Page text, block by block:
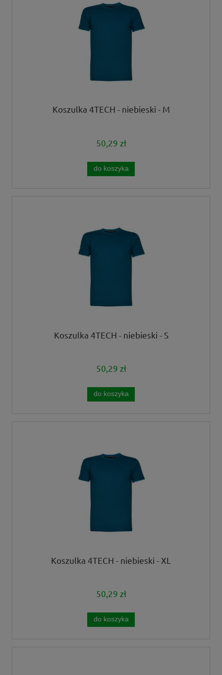
Koszulka 4TECH - niebieski - M
50,29 zł
do koszyka
Koszulka 4TECH - niebieski - S
50,29 zł
do koszyka
Koszulka 4TECH - niebieski - XL
50,29 zł
do koszyka